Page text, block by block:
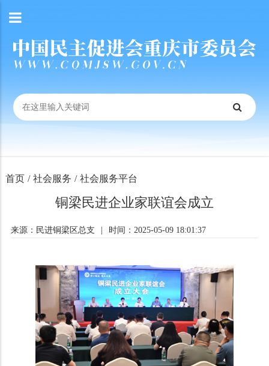
首页 / 社会服务 / 社会服务平台
铜梁民进企业家联谊会成立
来源：民进铜梁区总支 时间：2025-05-09 18:01:37